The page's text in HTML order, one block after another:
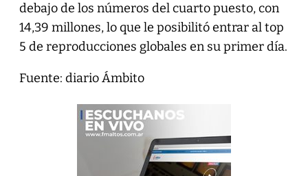
debajo de los números del cuarto puesto, con
14,39 millones, lo que le posibilitó entrar al top
5 de reproducciones globales en su primer día.
Fuente: diario Ámbito